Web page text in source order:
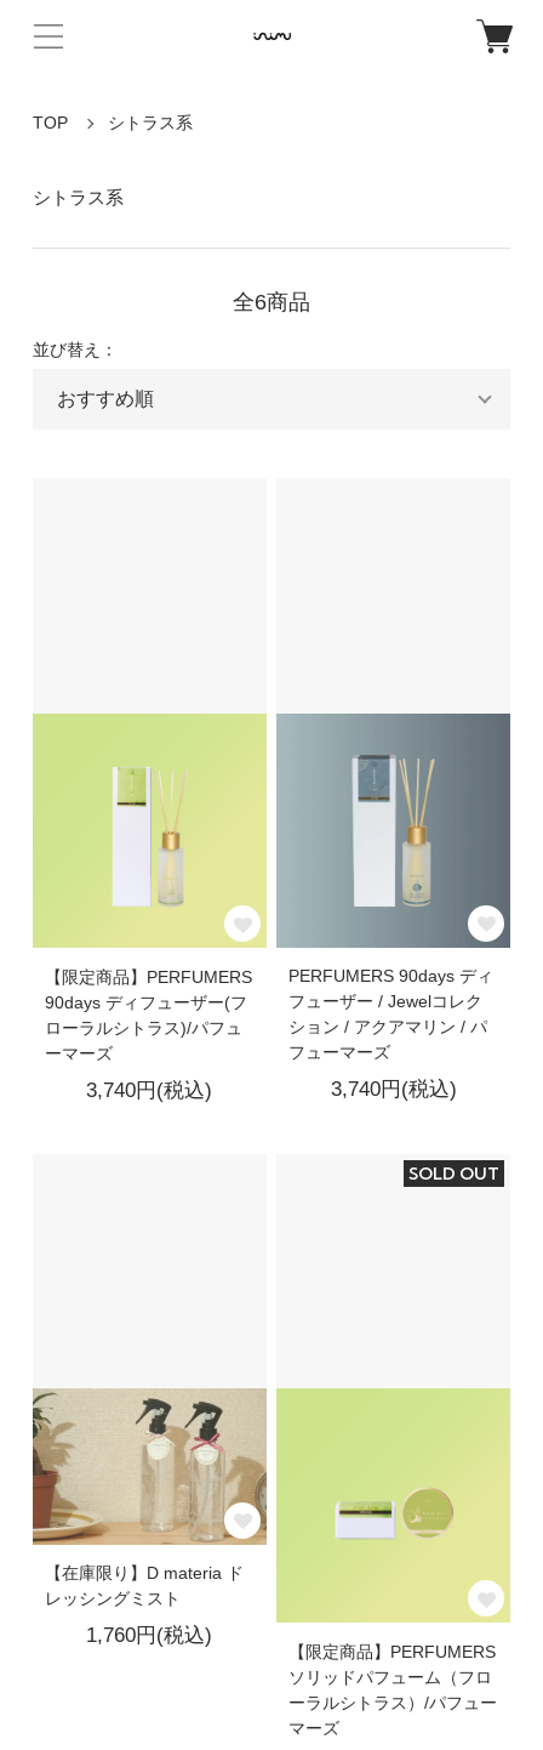
TOP シトラス系
シトラス系
全6商品
並び替え：
【限定商品】PERFUMERS
90days ディフューザー(フ
ローラルシトラス)/パフュ
ーマーズ
3,740円(税込)
PERFUMERS 90days ディ
フューザー / Jewelコレク
ション / アクアマリン / パ
フューマーズ
3,740円(税込)
【在庫限り】D materia ド
レッシングミスト
1,760円(税込)
SOLD OUT
【限定商品】PERFUMERS
ソリッドパフューム（フロ
ーラルシトラス）/パフュー
マーズ